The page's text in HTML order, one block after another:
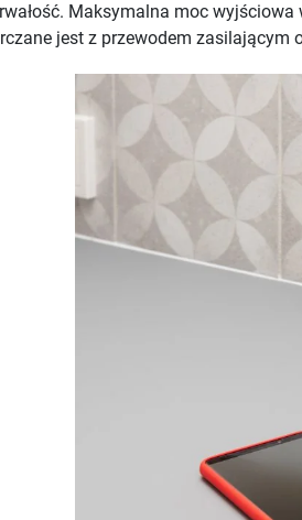
Maksymalna moc wyjściowa
jest z przewodem zasilającym